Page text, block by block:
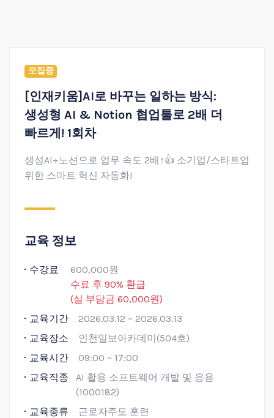
모집중
[인재키움]AI로 바꾸는 일하는 방식:
생성형 AI & Notion 협업툴로 2배 더
빠르게! 1회차
생성AI+노션으로 업무 속도 2배↑👍 소기업/스타트업
위한 스마트 혁신 자동화!
교육 정보
수강료
600,000원
수료 후 90% 환급
(실 부담금 60,000원)
교육기간
2026.03.12 ~ 2026.03.13
교육장소
인천일보아카데미(504호)
교육시간
09:00 ~ 17:00
교육직종
AI 활용 소프트웨어 개발 및 응용
(1000182)
교육종류
근로자주도 훈련